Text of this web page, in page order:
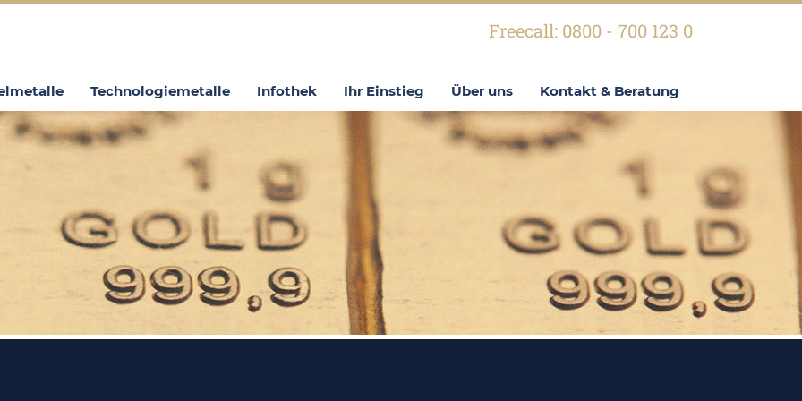
Freecall: 0800 - 700 123 0
Technologiemetalle Infothek Ihr Einstieg Über uns Kontakt & Beratung